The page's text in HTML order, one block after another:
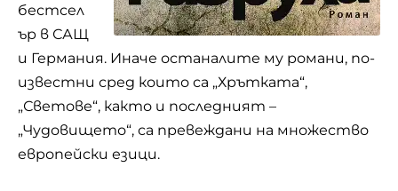
бестсел
ър в САЩ
и Германия. Иначе останалите му романи, по-
известни сред които са „Хрътката“,
„Светове“, както и последният –
„Чудовището“, са превеждани на множество
европейски езици.